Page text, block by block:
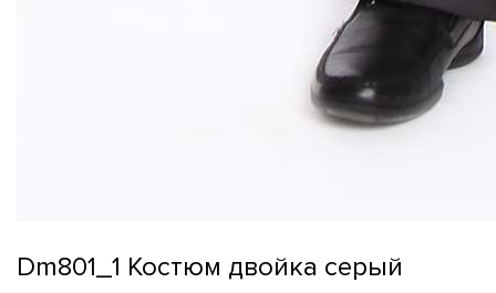
Dm801_1 Костюм двойка серый